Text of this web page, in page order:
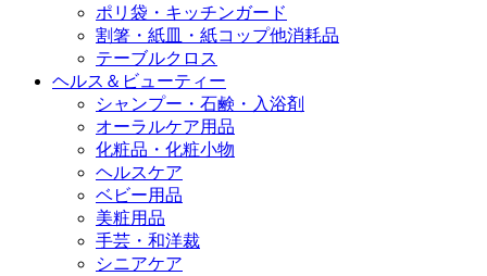
ポリ袋・キッチンガード
割箸・紙皿・紙コップ他消耗品
テーブルクロス
ヘルス＆ビューティー
シャンプー・石鹸・入浴剤
オーラルケア用品
化粧品・化粧小物
ヘルスケア
ベビー用品
美粧用品
手芸・和洋裁
シニアケア